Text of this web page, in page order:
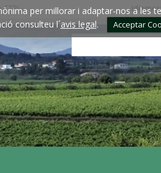
per millorar i adaptar-nos a les
consulteu l´avis legal. Acceptar